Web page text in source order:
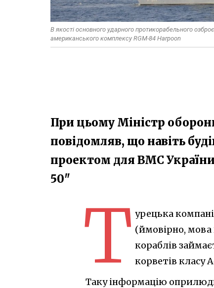
В якості основного ударного протикорабельного
американського комплексу RGM-84 Harpoon
При цьому Міністр
повідомляв, що навіть
проектом для ВМС
50"
Т урецька
(ймовірно, мова
кораблів
корветів класу
Таку інформацію